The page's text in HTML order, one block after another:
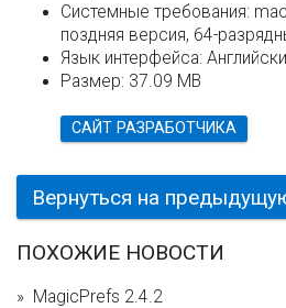
Системные требования:
поздняя версия, 64-
Язык интерфейса:
Размер: 37.09 MB
САЙТ РАЗРАБОТЧИКА
Вернуться на
ПОХОЖИЕ НОВОСТИ
MagicPrefs 2.4.2